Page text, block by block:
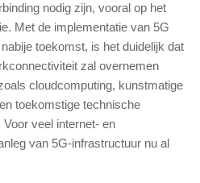
nodig zijn, vooral op het
Met de implementatie van 5G
toekomst, is het duidelijk dat
zal overnemen
cloudcomputing, kunstmatige
toekomstige technische
veel internet- en
van 5G-infrastructuur nu al